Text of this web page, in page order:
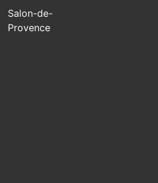
Salon-de-
Provence